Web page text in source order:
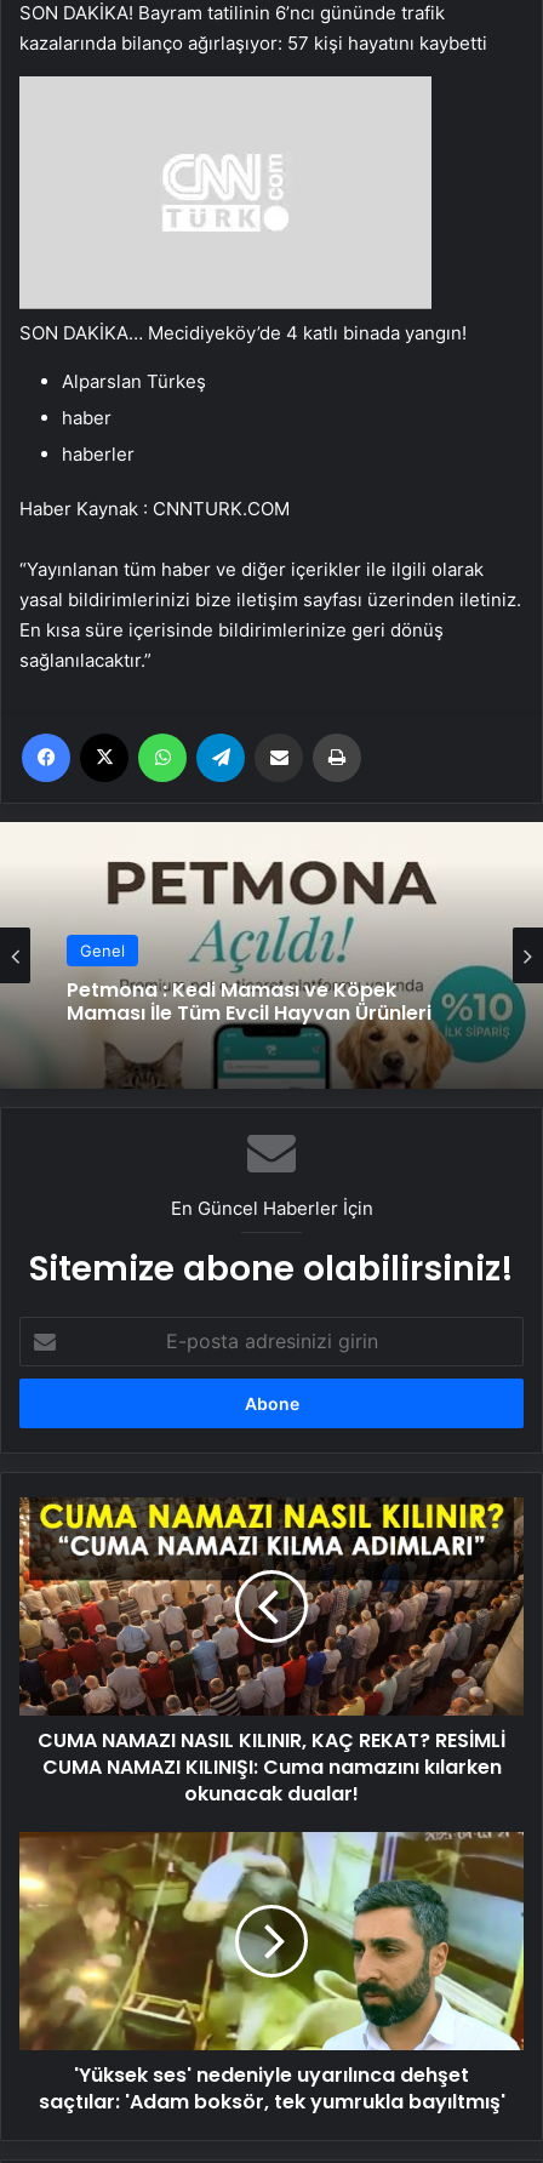
SON DAKİKA! Bayram tatilinin 6’ncı gününde trafik
kazalarında bilanço ağırlaşıyor: 57 kişi hayatını kaybetti
SON DAKİKA… Mecidiyeköy’de 4 katlı binada yangın!
Alparslan Türkeş
haber
haberler
Haber Kaynak : CNNTURK.COM
“Yayınlanan tüm haber ve diğer içerikler ile ilgili olarak
yasal bildirimlerinizi bize iletişim sayfası üzerinden iletiniz.
En kısa süre içerisinde bildirimlerinize geri dönüş
sağlanılacaktır.”
Facebook WhatsApp Email'den paylaş
Genel
Petmona : Kedi Maması ve Köpek
Maması İle Tüm Evcil Hayvan Ürünleri
En Güncel Haberler İçin
Sitemize abone olabilirsiniz!
posta
adresinizi
CUMA
NAMAZI
NASIL
KILINIR,
KAÇ
REKAT?
RESİMLİ
CUMA
NAMAZI
KILINIŞI:
Cuma
okunacak
dualar!
CUMA NAMAZI NASIL KILINIR, KAÇ REKAT? RESİMLİ
CUMA NAMAZI KILINIŞI: Cuma namazını kılarken
okunacak dualar!
'Yüksek
ses'
nedeniyle
uyarılınca
dehşet
saçtılar:
'Adam
boksör,
tek
yumrukla
bayıltmış'
'Yüksek ses' nedeniyle uyarılınca dehşet
saçtılar: 'Adam boksör, tek yumrukla bayıltmış'